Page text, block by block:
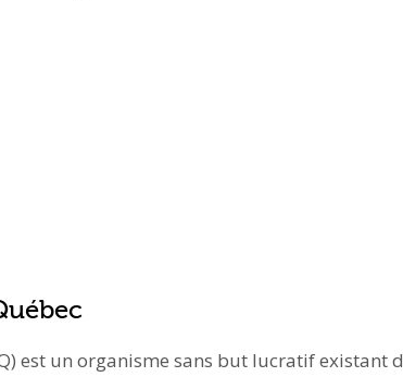
est un organisme sans but lucratif existant